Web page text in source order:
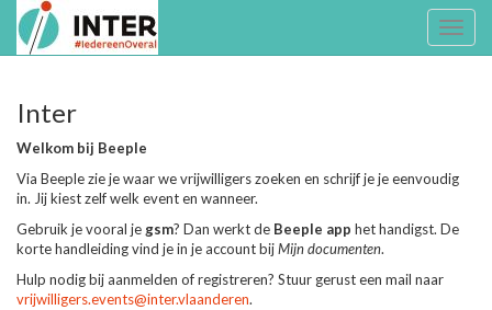
Inter
Welkom bij Beeple
Via Beeple zie je waar we vrijwilligers zoeken en schrijf je je eenvoudig
in. Jij kiest zelf welk event en wanneer.
Gebruik je vooral je gsm? Dan werkt de Beeple app het handigst. De
korte handleiding vind je in je account bijMijn documenten.
Hulp nodig bij aanmelden of registreren? Stuur gerust een mail naar
vrijwilligers.events@inter.vlaanderen.